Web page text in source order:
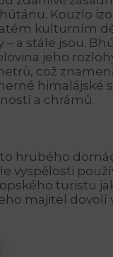
Kouzlo
kulturním
a stále jsou.
jeho
což
himalájské
a chrámů.
hrubého
vyspělosti
turistu
majitel dovolí